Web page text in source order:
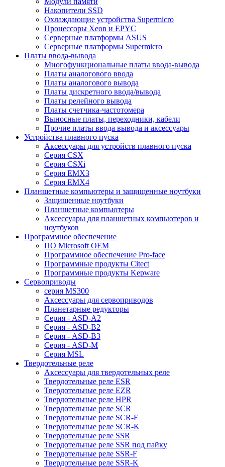
Накопители SSD
Охлаждающие устройства Supermicro
Процессоры Xeon и EPYC
Серверные платформы ASUS
Серверные платформы Supermicro
Платы ввода-вывода
Многофункциональные платы ввода-вывода
Платы аналогового ввода
Платы аналогового вывода
Платы дискретного ввода/вывода
Платы релейного вывода
Платы счетчика-частотомера
Выносные платы, переходники, кабели
Прочие платы ввода вывода и аксессуары
Устройства плавного пуска
Аксессуары для устройств плавного пуска
Серия CSX
Серия CSXi
Серия EMX3
Серия EMX4
Планшетные компьютеры и защищенные ноутбуки
Защищенные ноутбуки
Планшетные компьютеры
Аксессуары для планшетных компьютеров и
ноутбуков
Программное обеспечение
ПО Microsoft OEM
Программное обеспечение Pro-face
Программные продукты Citect
Программные продукты Kepware
Сервоприводы
серия MS300
Аксессуары для сервоприводов
Планетарные редукторы
Серия - ASD-A2
Серия - ASD-B2
Серия - ASD-B3
Серия - ASD-M
Серия MSL
Твердотельные реле
Аксессуары для твердотельных реле
Твердотельные реле ESR
Твердотельные реле EZR
Твердотельные реле HPR
Твердотельные реле SCR
Твердотельные реле SCR-F
Твердотельные реле SCR-K
Твердотельные реле SSR
Твердотельные реле SSR под пайку
Твердотельные реле SSR-F
Твердотельные реле SSR-K